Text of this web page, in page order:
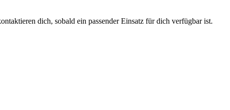
dich, sobald ein passender Einsatz für dich verfügbar ist.